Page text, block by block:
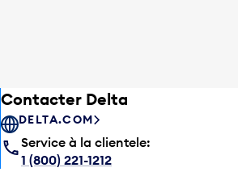
Contacter Delta
DELTA.COM
Service à la clientele:
1 (800) 221-1212